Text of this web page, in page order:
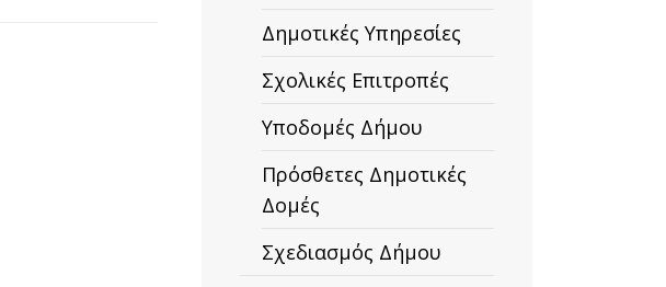
Δημοτικές Υπηρεσίες
Σχολικές Επιτροπές
Υποδομές Δήμου
Πρόσθετες Δημοτικές
Δομές
Σχεδιασμός Δήμου